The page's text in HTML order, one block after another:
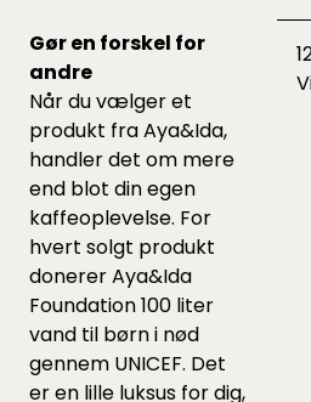
Gør en forskel for
andre
Når du vælger et
produkt fra Aya&Ida,
handler det om mere
end blot din egen
kaffeoplevelse. For
hvert solgt produkt
donerer Aya&Ida
Foundation 100 liter
vand til børn i nød
gennem UNICEF. Det
er en lille luksus for dig,